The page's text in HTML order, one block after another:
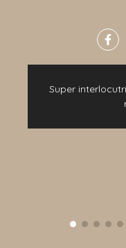
Super